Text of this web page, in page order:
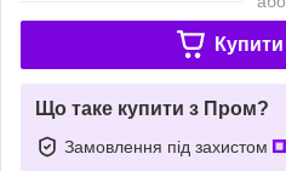
Купити
Що таке купити з Пром?
Замовлення під захистом